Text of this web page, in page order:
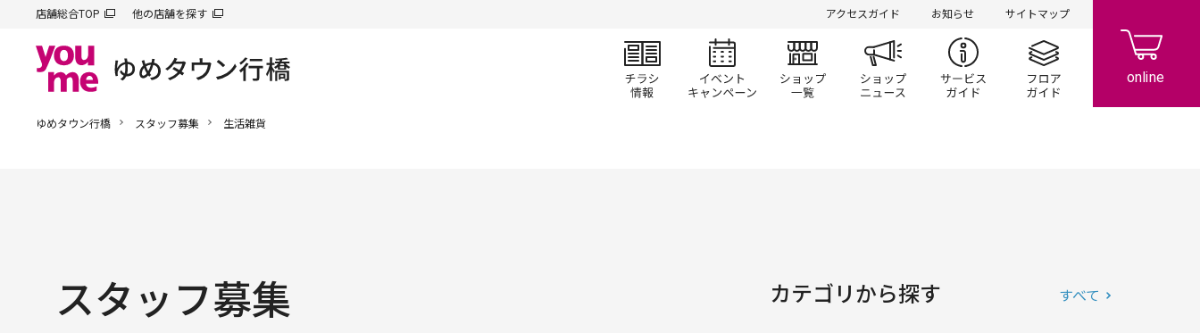
店舗総合TOP 他の店舗を探す アクセスガイド お知らせ サイトマップ
チラシ情報 イベント/キャンペーン
ショップ一覧 ショップニュースサービスガイドフロアガイド
ゆめタウン行橋 スタッフ募集 生活雑貨
スタッフ募集 カテゴリから探す すべて